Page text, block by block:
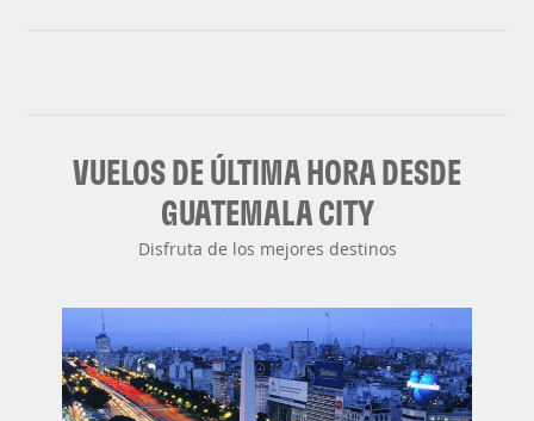
VUELOS DE ÚLTIMA HORA DESDE
GUATEMALA CITY
Disfruta de los mejores destinos